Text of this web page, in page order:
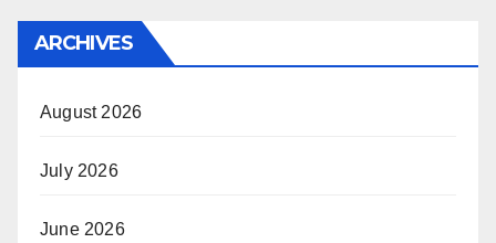
ARCHIVES
August 2026
July 2026
June 2026